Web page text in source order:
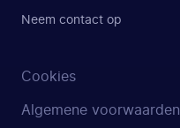
Neem contact op
Cookies
Algemene voorwaarden